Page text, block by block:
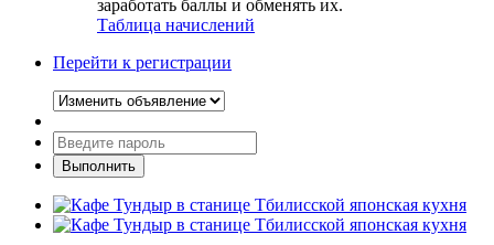
заработать баллы и обменять их.
Таблица начислений
Перейти к регистрации